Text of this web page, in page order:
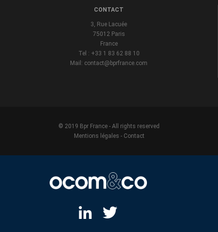
CONTACT
3, Rue Lacuée
75012 Paris
France
Tel : +33 1 83 62 88 10
Mail: contact@bprfrance.com
© 2019 Bpr France - All rights reserved
Mentions légales - Contact